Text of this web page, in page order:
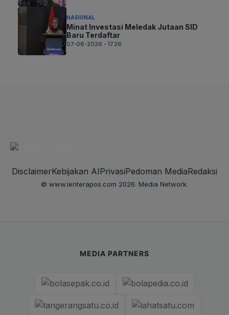
NASIONAL
Minat Investasi Meledak Jutaan SID
Baru Terdaftar
07-08-2026 - 17.26
DisclaimerKebijakan AIPrivasiPedoman MediaRedaksi
© www.lenterapos.com 2026. Media Network.
MEDIA PARTNERS